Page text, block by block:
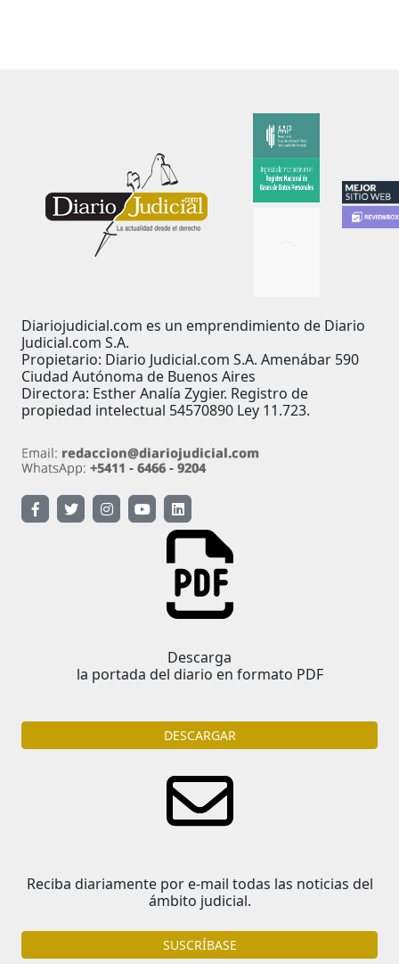
Diariojudicial.com es un emprendimiento de Diario
Judicial.com S.A.
Propietario: Diario Judicial.com S.A. Amenábar 590
Ciudad Autónoma de Buenos Aires
Directora: Esther Analía Zygier. Registro de
propiedad intelectual 54570890 Ley 11.723.
Descarga
la portada del diario en formato PDF
DESCARGAR
Reciba diariamente por e-mail todas las noticias del
ámbito judicial.
SUSCRÍBASE